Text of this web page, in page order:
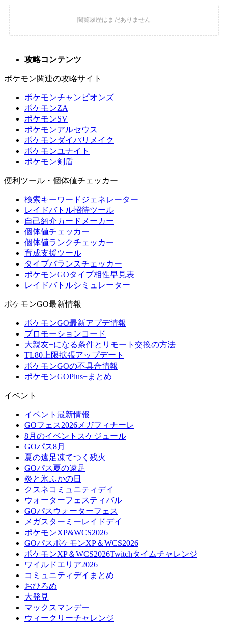
攻略コンテンツ
ポケモン関連の攻略サイト
ポケモンチャンピオンズ
ポケモンZA
ポケモンSV
ポケモンアルセウス
ポケモンダイパリメイク
ポケモンユナイト
ポケモン剣盾
便利ツール・個体値チェッカー
検索キーワードジェネレーター
レイドバトル招待ツール
自己紹介カードメーカー
個体値チェッカー
個体値ランクチェッカー
育成支援ツール
タイプバランスチェッカー
ポケモンGOタイプ相性早見表
レイドバトルシミュレーター
ポケモンGO最新情報
ポケモンGO最新アプデ情報
プロモーションコード
大親友+になる条件とリモート交換の方法
TL80上限拡張アップデート
ポケモンGOの不具合情報
ポケモンGOPlus+まとめ
イベント
イベント最新情報
GOフェス2026メガフィナーレ
8月のイベントスケジュール
GOパス8月
夏の遠足凍てつく残火
GOパス夏の遠足
炎と氷ふかの日
クスネコミュニティデイ
ウォーターフェスティバル
GOパスウォーターフェス
メガスターミーレイドデイ
ポケモンXP&WCS2026
GOパスポケモンXP＆WCS2026
ポケモンXP＆WCS2026Twitchタイムチャレンジ
ワイルドエリア2026
コミュニティデイまとめ
おひろめ
大発見
マックスマンデー
ウィークリーチャレンジ